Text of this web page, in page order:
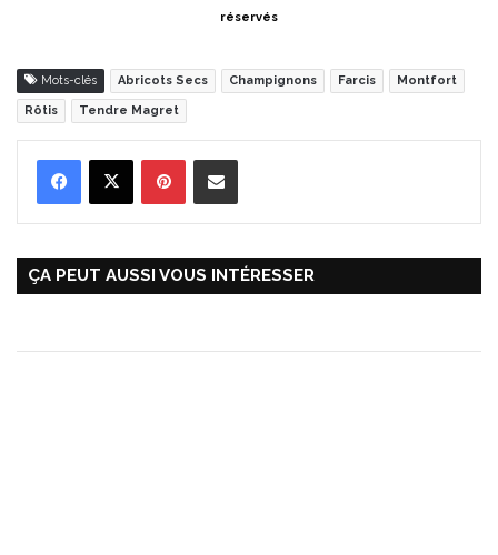
réservés
Mots-clés Abricots Secs Champignons Farcis Montfort
Rôtis Tendre Magret
ÇA PEUT AUSSI VOUS INTÉRESSER